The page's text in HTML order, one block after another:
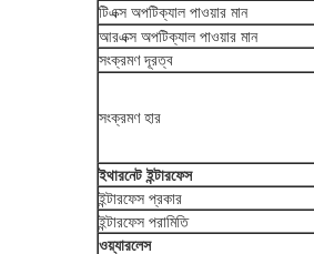
টিএক্স অপটিক্যাল পাওয়ার মান
আরএক্স অপটিক্যাল পাওয়ার মান
সংক্রমণ দূরত্ব
সংক্রমণ হার
ইথারনেট ইন্টারফেস
ইন্টারফেস প্রকার
ইন্টারফেস পরামিতি
ওয়্যারলেস